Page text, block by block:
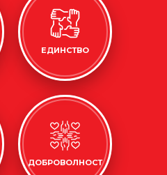
ЕДИНСТВО
ДОБРОВОЛНОСТ